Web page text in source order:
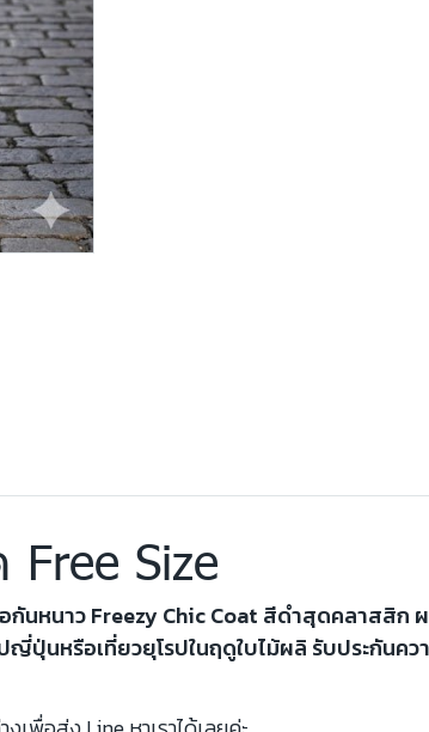
Size
กันหนาว Freezy Chic Coat สีดำสุดคลาสสิ
ญี่ปุ่นหรือเที่ยวยุโรปในฤดูใบไม้ผลิ รับประกันค